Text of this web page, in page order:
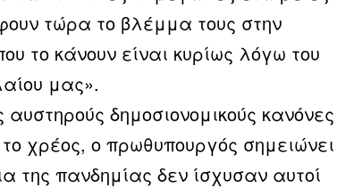
τώρα το βλέμμα τους στην
το κάνουν είναι κυρίως λόγω του
μας».
αυστηρούς δημοσιονομικούς κανόνες
χρέος, ο πρωθυπουργός σημειώνει
της πανδημίας δεν ίσχυσαν αυτοί